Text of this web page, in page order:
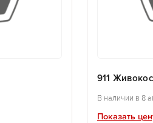
911
В наличии в 8
Показать